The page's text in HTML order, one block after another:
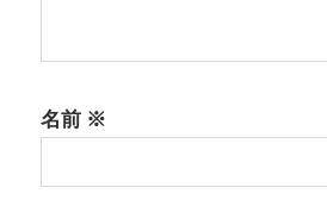
名前 ※